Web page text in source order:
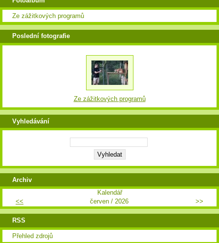
Ze zážitkových programů
Poslední fotografie
Ze zážitkových programů
Vyhledávání
Archiv
Kalendář
<<
červen / 2026 >>
RSS
Přehled zdrojů